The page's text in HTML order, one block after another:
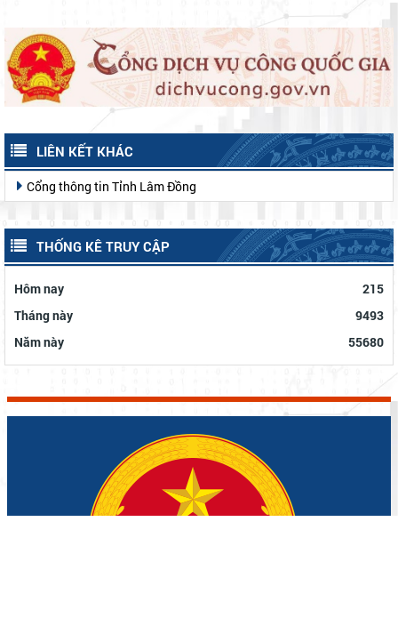
LIÊN KẾT KHÁC
Cổng thông tin Tỉnh Lâm Đồng
THỐNG KÊ TRUY CẬP
Hôm nay
215
Tháng này
9493
Năm này
55680